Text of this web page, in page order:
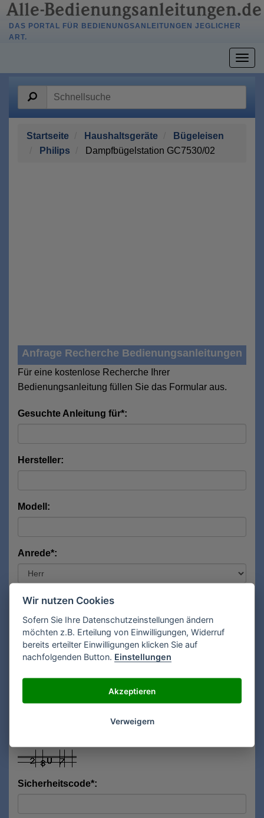
DAS PORTAL FÜR BEDIENUNGSANLEITUNGEN JEGLICHER
ART.
Startseite Haushaltsgeräte
Bügeleisen
Philips
Dampfbügelstation GC7530/02
Anfrage Recherche Bedienungsanleitungen
Für eine kostenlose Recherche Ihrer
Bedienungsanleitung füllen Sie das Formular aus.
Gesuchte Anleitung für*:
Hersteller:
Modell:
Anrede*:
Vorname*:
Nachname*:
Sicherheitscode*:
Wir nutzen Cookies
Sofern Sie Ihre Datenschutzeinstellungen ändern
möchten z.B. Erteilung von Einwilligungen, Widerruf
bereits erteilter Einwilligungen klicken Sie auf
nachfolgenden Button. Einstellungen
Akzeptieren
Verweigern